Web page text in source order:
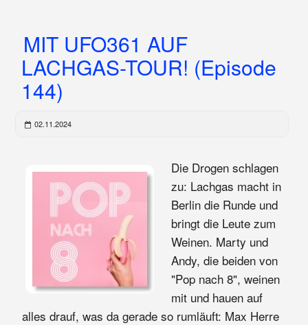
MIT UFO361 AUF
LACHGAS-TOUR! (Episode
144)
02.11.2024
Die Drogen schlagen
zu: Lachgas macht in
Berlin die Runde und
bringt die Leute zum
Weinen. Marty und
Andy, die beiden von
"Pop nach 8", weinen
mit und hauen auf
alles drauf, was da gerade so rumläuft: Max Herre